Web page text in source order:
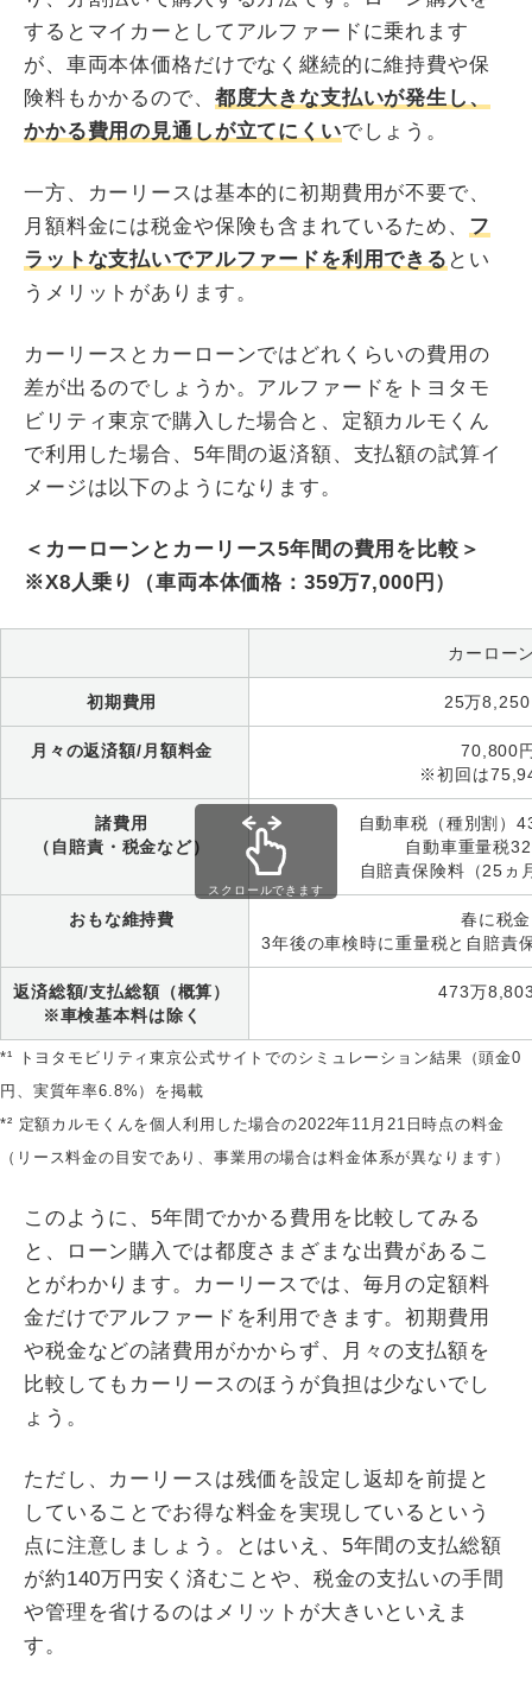
するとマイカーとしてアルファードに乗れます
が、車両本体価格だけでなく継続的に維持費や保
険料もかかるので、 都度大きな支払いが発生し、
かかる費用の見通しが立てにくいでしょう。
一方、カーリースは基本的に初期費用が不要で、
月額料金には税金や保険も含まれているため、 フ
ラットな支払いでアルファードを利用できる とい
うメリットがあります。
カーリースとカーローンではどれくらいの費用の
差が出るのでしょうか。アルファードをトヨタモ
ビリティ東京で購入した場合と、定額カルモくん
で利用した場合、5年間の返済額、支払額の試算イ
メージは以下のようになります。
＜カーローンとカーリース5年間の費用を比較＞
※X8人乗り（車両本体価格：359万7,000円）
カーロー
初期費用 25万
月々の返済額/月額料金
70,800
※初回は
諸費用
（自賠責・税金など）
自動車税（種別割）
自動車重量税
自賠責保険料（25
おもな維持費
春に税
3年後の車検時に重量税と自賠責
返済総額/支払総額（概算）
※車検基本料は除く
473万
スクロールできます
*¹ トヨタモビリティ東京公式サイトでのシミュレーション結果（頭金0
円、実質年率6.8%）を掲載
*² 定額カルモくんを個人利用した場合の2022年11月21日時点の料金
（リース料金の目安であり、事業用の場合は料金体系が異なります）
このように、5年間でかかる費用を比較してみる
と、ローン購入では都度さまざまな出費があるこ
とがわかります。カーリースでは、毎月の定額料
金だけでアルファードを利用できます。初期費用
や税金などの諸費用がかからず、月々の支払額を
比較してもカーリースのほうが負担は少ないでし
ょう。
ただし、カーリースは残価を設定し返却を前提と
していることでお得な料金を実現しているという
点に注意しましょう。とはいえ、5年間の支払総額
が約140万円安く済むことや、税金の支払いの手間
や管理を省けるのはメリットが大きいといえま
す。